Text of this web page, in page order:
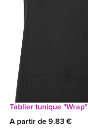
Tablier tunique "Wrap"
A partir de 9.83 €